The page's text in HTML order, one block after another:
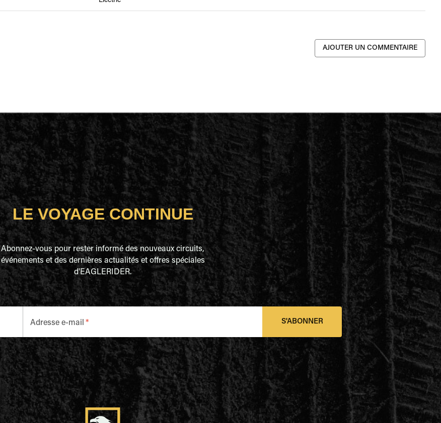
AJOUTER UN COMMENTAIRE
LE VOYAGE CONTINUE
Abonnez-vous pour rester informé des nouveaux circuits,
événements et des dernières actualités et offres spéciales
d'EAGLERIDER.
Adresse e-mail * S'ABONNER